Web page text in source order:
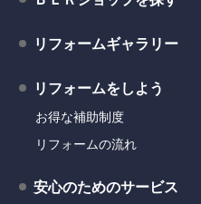
リフォームギャラリー
リフォームをしよう
お得な補助制度
リフォームの流れ
安心のためのサービス